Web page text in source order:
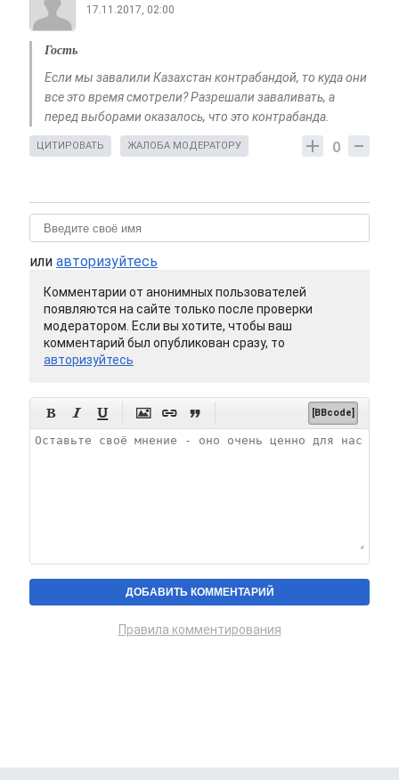
17.11.2017, 02:00
Гость
Если мы завалили Казахстан контрабандой, то куда они
все это время смотрели? Разрешали заваливать, а
перед выборами оказалось, что это контрабанда.
0
ЦИТИРОВАТЬ ЖАЛОБА МОДЕРАТОРУ
или авторизуйтесь
Комментарии от анонимных пользователей
появляются на сайте только после проверки
модератором. Если вы хотите, чтобы ваш
комментарий был опубликован сразу, то
авторизуйтесь
      [BBcode]
Правила комментирования